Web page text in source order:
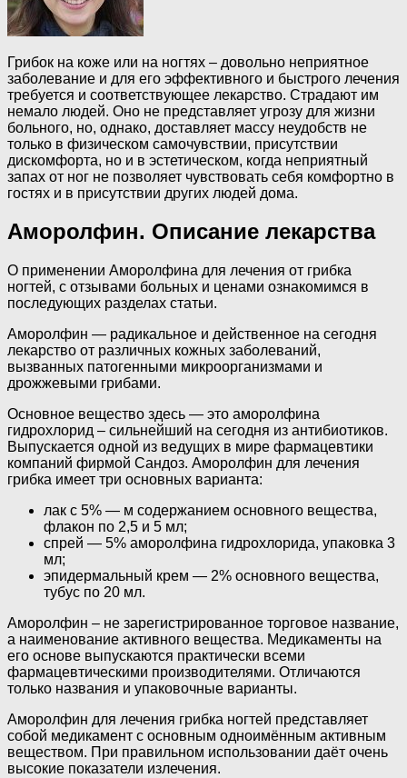
Грибок на коже или на ногтях – довольно неприятное
заболевание и для его эффективного и быстрого лечения
требуется и соответствующее лекарство. Страдают им
немало людей. Оно не представляет угрозу для жизни
больного, но, однако, доставляет массу неудобств не
только в физическом самочувствии, присутствии
дискомфорта, но и в эстетическом, когда неприятный
запах от ног не позволяет чувствовать себя комфортно в
гостях и в присутствии других людей дома.
Аморолфин. Описание лекарства
О применении Аморолфина для лечения от грибка
ногтей, с отзывами больных и ценами ознакомимся в
последующих разделах статьи.
Аморолфин — радикальное и действенное на сегодня
лекарство от различных кожных заболеваний,
вызванных патогенными микроорганизмами и
дрожжевыми грибами.
Основное вещество здесь — это аморолфина
гидрохлорид – сильнейший на сегодня из антибиотиков.
Выпускается одной из ведущих в мире фармацевтики
компаний фирмой Сандоз. Аморолфин для лечения
грибка имеет три основных варианта:
лак с 5% — м содержанием основного вещества,
флакон по 2,5 и 5 мл;
спрей — 5% аморолфина гидрохлорида, упаковка 3
мл;
эпидермальный крем — 2% основного вещества,
тубус по 20 мл.
Аморолфин – не зарегистрированное торговое название,
а наименование активного вещества. Медикаменты на
его основе выпускаются практически всеми
фармацевтическими производителями. Отличаются
только названия и упаковочные варианты.
Аморолфин для лечения грибка ногтей представляет
собой медикамент с основным одноимённым активным
веществом. При правильном использовании даёт очень
высокие показатели излечения.